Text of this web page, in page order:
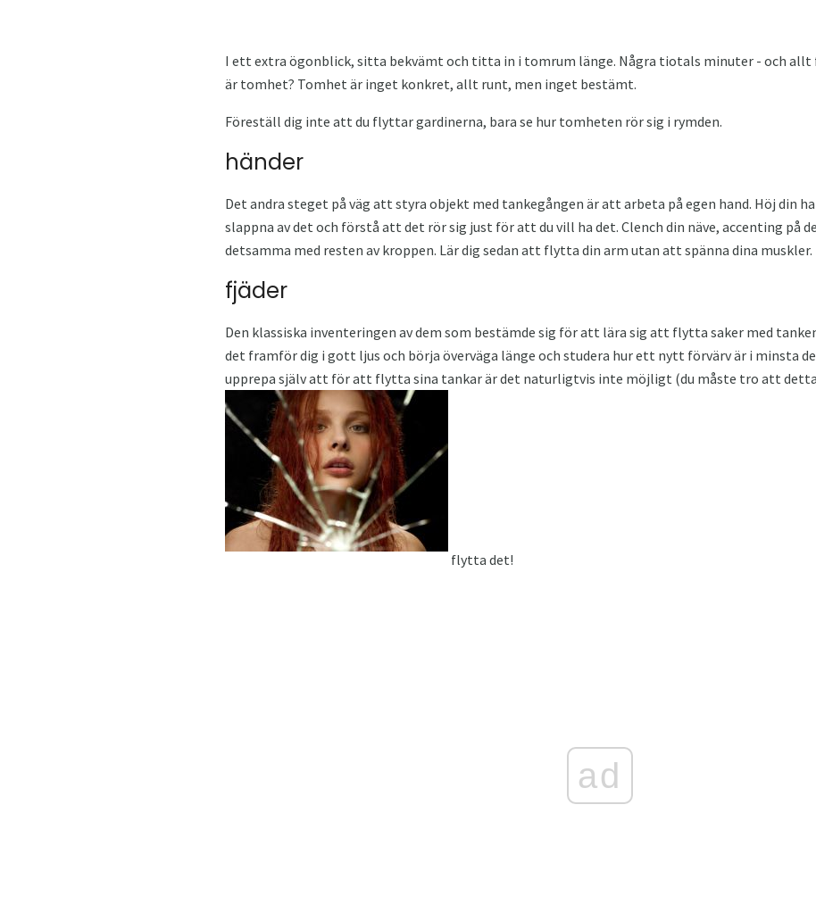
I ett extra ögonblick, sitta bekvämt och titta in i tomrum länge. Några tiotals minuter - och allt
är tomhet? Tomhet är inget konkret, allt runt, men inget bestämt.
Föreställ dig inte att du flyttar gardinerna, bara se hur tomheten rör sig i rymden.
händer
Det andra steget på väg att styra objekt med tankegången är att arbeta på egen hand. Höj din
slappna av det och förstå att det rör sig just för att du vill ha det. Clench din näve, accenting på
detsamma med resten av kroppen. Lär dig sedan att flytta din arm utan att spänna dina muskler.
fjäder
Den klassiska inventeringen av dem som bestämde sig för att lära sig att flytta saker med
det framför dig i gott ljus och börja överväga länge och studera hur ett nytt förvärv är i minsta
upprepa själv att för att flytta sina tankar är det naturligtvis inte möjligt (du måste tro att
flytta det!
ad